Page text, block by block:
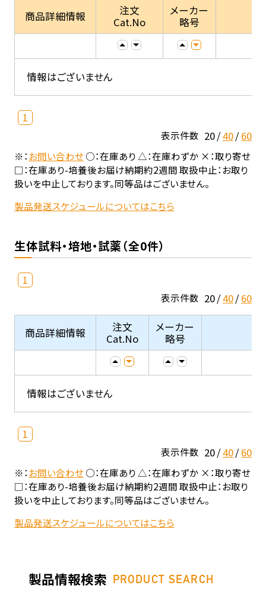
商品詳細情報
注文
Cat.No
メーカー
略号
情報はございません
1
表示件数 20 40 60
※：お問い合わせ○：在庫あり △：在庫わずか ×：取り寄せ
□：在庫あり-培養後お届け納期約2週間 取扱中止：お取り
扱いを中止しております。同等品はございません。
製品発送スケジュールについてはこちら
生体試料・培地・試薬（全0件）
1
表示件数 20 40 60
商品詳細情報
注文
Cat.No
メーカー
略号
情報はございません
1
表示件数 20 40 60
※：お問い合わせ○：在庫あり △：在庫わずか ×：取り寄せ
□：在庫あり-培養後お届け納期約2週間 取扱中止：お取り
扱いを中止しております。同等品はございません。
製品発送スケジュールについてはこちら
製品情報検索 PRODUCT SEARCH